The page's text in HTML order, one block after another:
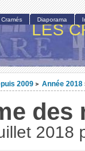
LES
2009 > Année 2018
des
2018
Cramés Diaporama